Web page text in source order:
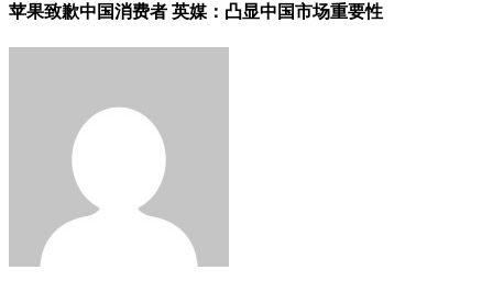
苹果致歉中国消费者 英媒：凸显中国市场重要性